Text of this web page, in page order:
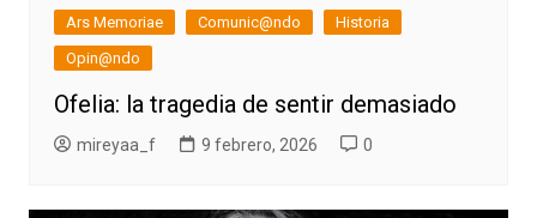
Ars Memoriae Comunic@ndo
Historia
Opin@ndo
Ofelia: la tragedia de sentir demasiado
mireyaa_f 9 febrero, 2026 0